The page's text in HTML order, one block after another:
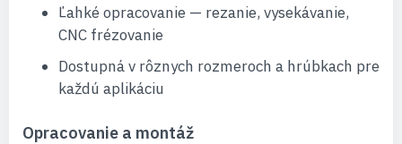
Ľahké opracovanie — rezanie, vysekávanie,
CNC frézovanie
Dostupná v rôznych rozmeroch a hrúbkach pre
každú aplikáciu
Opracovanie a montáž